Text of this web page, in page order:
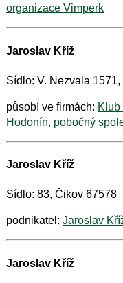
organizace Vimperk
Jaroslav Kříž
Sídlo: V. Nezvala
působí ve firmách:
Hodonín, pobočný
Jaroslav Kříž
Sídlo: 83, Čikov 67578
podnikatel: Jaroslav
Jaroslav Kříž